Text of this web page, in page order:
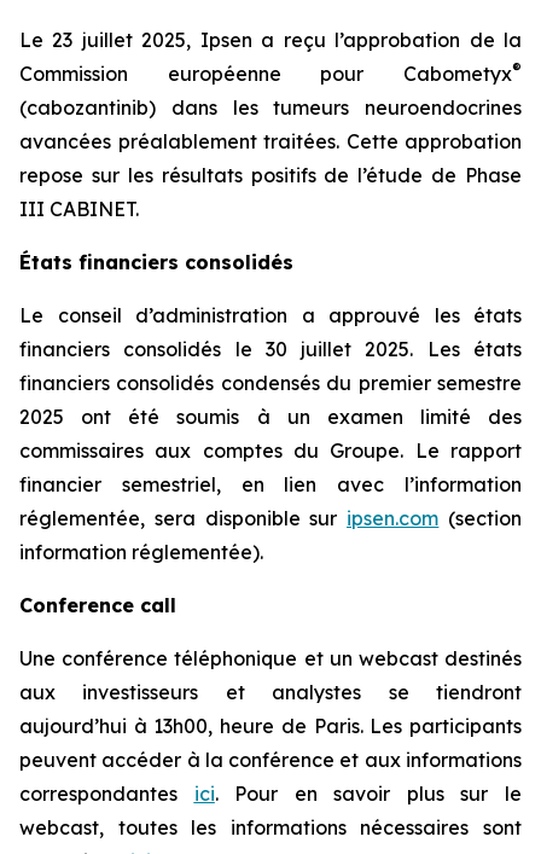
Le 23 juillet 2025, Ipsen a reçu l’approbation de la
Commission européenne pour Cabometyx®
(cabozantinib) dans les tumeurs neuroendocrines
avancées préalablement traitées. Cette approbation
repose sur les résultats positifs de l’étude de Phase
III CABINET.
États financiers consolidés
Le conseil d’administration a approuvé les états
financiers consolidés le 30 juillet 2025. Les états
financiers consolidés condensés du premier semestre
2025 ont été soumis à un examen limité des
commissaires aux comptes du Groupe. Le rapport
financier semestriel, en lien avec l’information
réglementée, sera disponible sur ipsen.com (section
information réglementée).
Conference call
Une conférence téléphonique et un webcast destinés
aux investisseurs et analystes se tiendront
aujourd’hui à 13h00, heure de Paris. Les participants
peuvent accéder à la conférence et aux informations
correspondantes ici. Pour en savoir plus sur le
webcast, toutes les informations nécessaires sont